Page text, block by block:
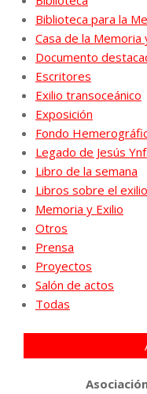
Biblioteca para la
Casa de la Memoria
Documento
Escritores
Exilio transoceánico
Exposición
Fondo
Legado de Jesús
Libro de la semana
Libros sobre el exilio
Memoria y Exilio
Otros
Prensa
Proyectos
Salón de actos
Todas